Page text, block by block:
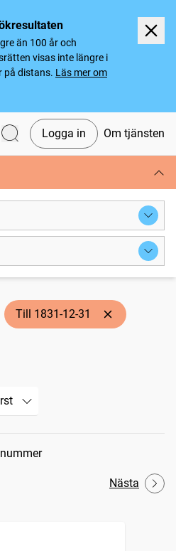
än 100 år och
visas inte längre i
på distans. Läs mer om
Logga in Om tjänsten
Till 1831-12-31
Nästa